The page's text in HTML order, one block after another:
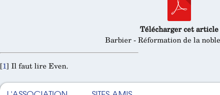
Télécharger cet article
Barbier - Réformation de la
[1] Il faut lire Even.